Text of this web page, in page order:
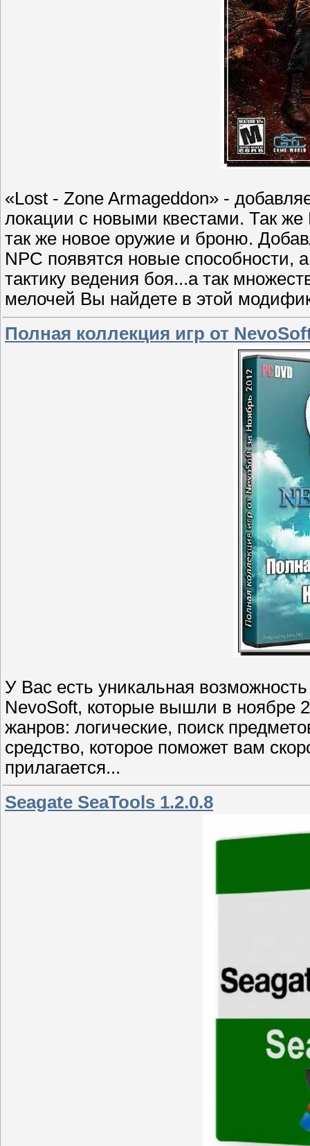
«Lost - Zone Armageddon» -
локации с новыми квестами. Так
так же новое оружие и броню.
NPC появятся новые способности,
тактику ведения боя...а так
мелочей Вы найдете в этой
Полная коллекция игр от
У Вас есть уникальная
NevoSoft, которые вышли в ноябре
жанров: логические, поиск
средство, которое поможет вам
прилагается...
Seagate SeaTools 1.2.0.8